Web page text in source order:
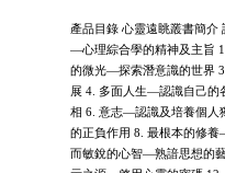
產品目錄 心靈遠眺叢書簡介
—心理綜合學的精神及主旨
的微光—探索潛意識的世界
展 4. 多面人生—認識自己的
相 6. 意志—認識及培養個人
的正負作用 8. 最根本的修
而敏銳的心智—熟諳思想的